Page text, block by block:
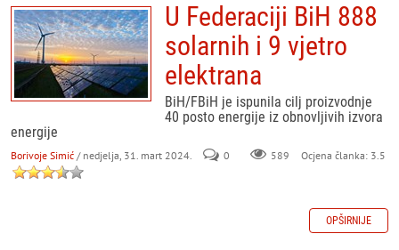
U Federaciji BiH 888
solarnih i 9 vjetro
elektrana
BiH/FBiH je ispunila cilj proizvodnje
40 posto energije iz obnovljivih izvora
energije
Borivoje Simić / nedjelja, 31. mart 2024. 0 589 Ocjena članka: 3.5
OPŠIRNIJE